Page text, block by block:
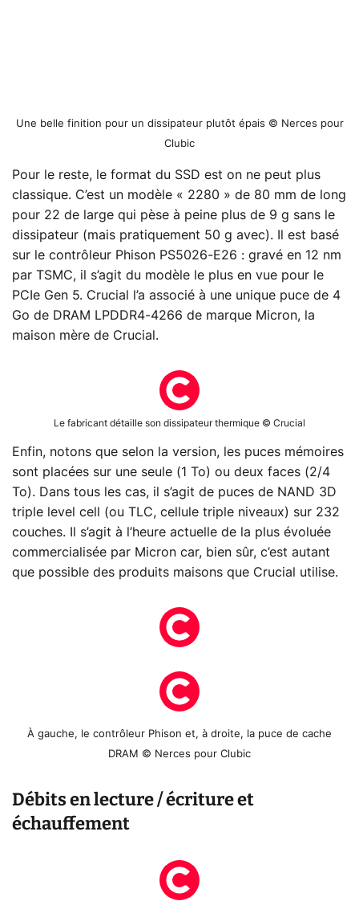
Une belle finition pour un dissipateur plutôt épais © Nerces pour
Clubic
Pour le reste, le format du SSD est on ne peut plus
classique. C’est un modèle « 2280 » de 80 mm de long
pour 22 de large qui pèse à peine plus de 9 g sans le
dissipateur (mais pratiquement 50 g avec). Il est basé
sur le contrôleur Phison PS5026-E26 : gravé en 12 nm
par TSMC, il s’agit du modèle le plus en vue pour le
PCIe Gen 5. Crucial l’a associé à une unique puce de 4
Go de DRAM LPDDR4-4266 de marque Micron, la
maison mère de Crucial.
Le fabricant détaille son dissipateur thermique © Crucial
Enfin, notons que selon la version, les puces mémoires
sont placées sur une seule (1 To) ou deux faces (2/4
To). Dans tous les cas, il s’agit de puces de NAND 3D
triple level cell (ou TLC, cellule triple niveaux) sur 232
couches. Il s’agit à l’heure actuelle de la plus évoluée
commercialisée par Micron car, bien sûr, c’est autant
que possible des produits maisons que Crucial utilise.
À gauche, le contrôleur Phison et, à droite, la puce de cache
DRAM © Nerces pour Clubic
Débits en lecture / écriture et
échauffement